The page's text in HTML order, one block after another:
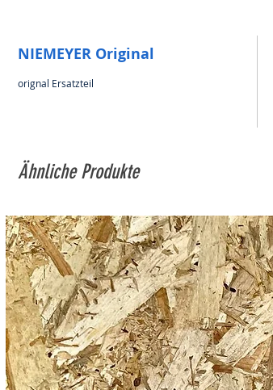
NIEMEYER Original
orignal Ersatzteil
Ähnliche Produkte